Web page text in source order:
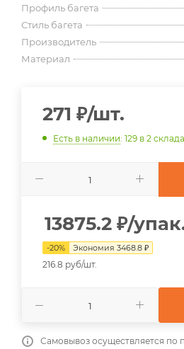
Профиль багета
Стиль багета
Производитель
Материал
271 ₽/шт.
Есть в наличии: 129 в 2
13875.2 ₽/
-20% Экономия 3468.8 ₽
216.8 руб/шт.
Самовывоз осуществляется по